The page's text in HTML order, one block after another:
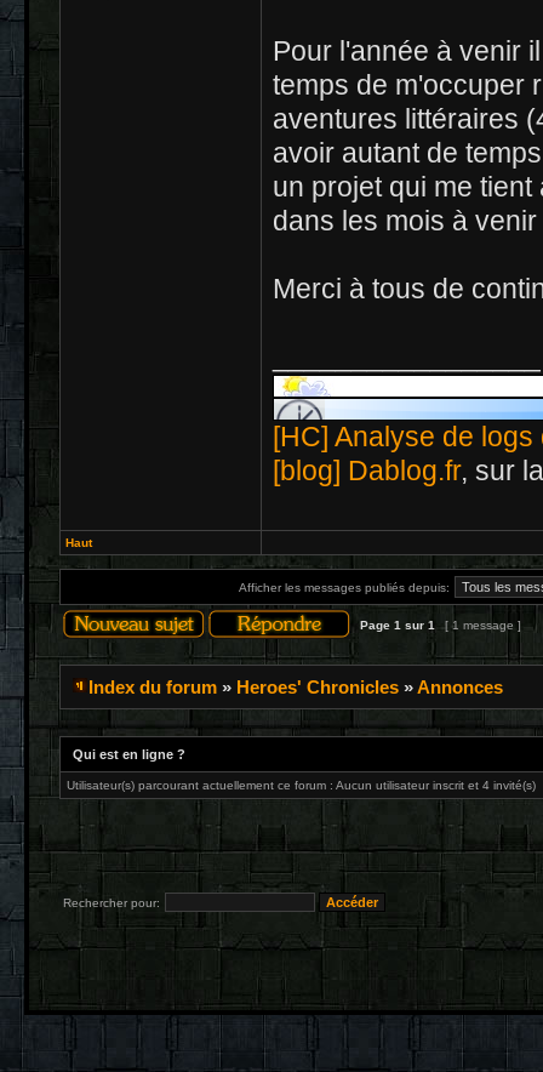
Pour l'année à venir
temps de m'occuper
aventures littéraires
avoir autant de
un projet qui me
dans les mois à
Merci à tous de
[HC] Analyse de
[blog] Dablog.fr, sur
Haut
Afficher les messages publiés depuis:
Page 1 sur 1 [ 1 message ]
Index du forum » Heroes' Chronicles »Annonces
Qui est en ligne ?
Utilisateur(s) parcourant actuellement ce forum : Aucun utilisateur inscrit et 4 invité(s)
Rechercher pour: